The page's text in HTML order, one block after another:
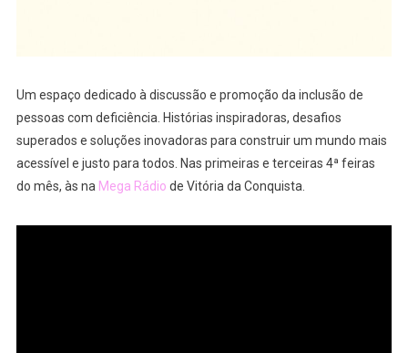
Um espaço dedicado à discussão e promoção da inclusão de
pessoas com deficiência. Histórias inspiradoras, desafios
superados e soluções inovadoras para construir um mundo mais
acessível e justo para todos. Nas primeiras e terceiras 4ª feiras
do mês, às na Mega Rádio de Vitória da Conquista.